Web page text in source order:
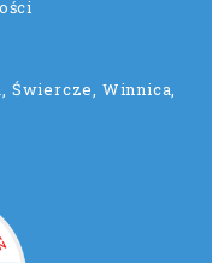
Świercze, Winnica,